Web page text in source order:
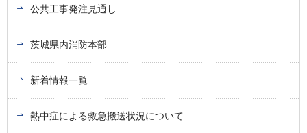
公共工事発注見通し
茨城県内消防本部
新着情報一覧
熱中症による救急搬送状況について